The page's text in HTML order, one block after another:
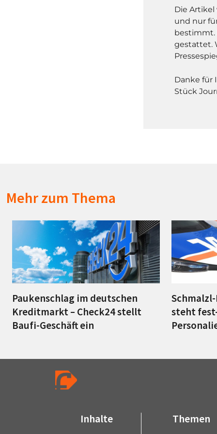
Die
und nur
bestimmt.
gestattet.
Danke für
Stück
Mehr zum Thema
Paukenschlag im deutschen
Kreditmarkt – Check24 stellt
Baufi-Geschäft ein
steht
Inhalte Themen